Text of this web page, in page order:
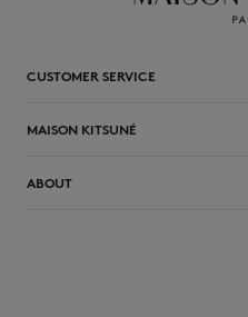
CUSTOMER SERVICE
MAISON KITSUNÉ
ABOUT